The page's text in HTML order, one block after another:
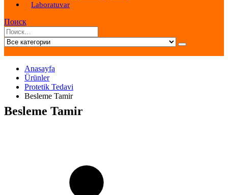
Laboratuvar
Поиск
Anasayfa
Ürünler
Protetik Tedavi
Besleme Tamir
Besleme Tamir